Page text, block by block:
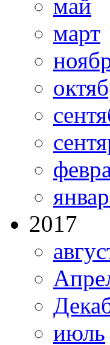
май
март
2017
июль